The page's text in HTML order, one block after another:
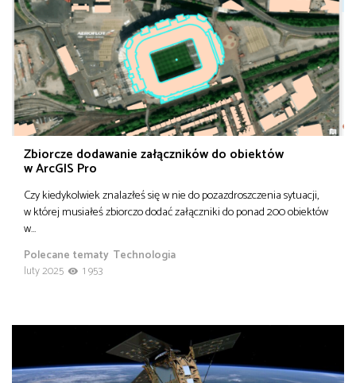
Zbiorcze dodawanie załączników do obiektów
w ArcGIS Pro
Czy kiedykolwiek znalazłeś się w nie do pozazdroszczenia sytuacji,
w której musiałeś zbiorczo dodać załączniki do ponad 200 obiektów
w…
Polecane tematy Technologia
luty 2025
1 953